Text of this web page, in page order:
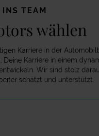
TEAM
wählen
Karriere in der
Karriere in einem
Wir sind stolz
schätzt und unterstützt.